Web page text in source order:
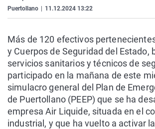
Puertollano 11.12.2024 13:22
Más de 120 efectivos
y Cuerpos de Seguridad del Estado,
servicios sanitarios y técnicos de
participado en la mañana de este
simulacro general del Plan de
de Puertollano (PEEP) que se ha
empresa Air Liquide, situada en el
industrial, y que ha vuelto a activar